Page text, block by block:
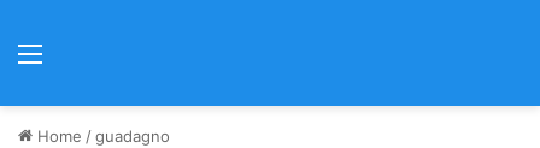
Home /guadagno